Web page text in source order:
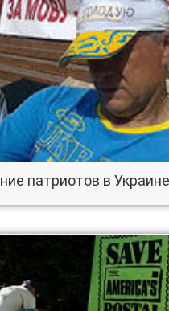
патриотов в Украине